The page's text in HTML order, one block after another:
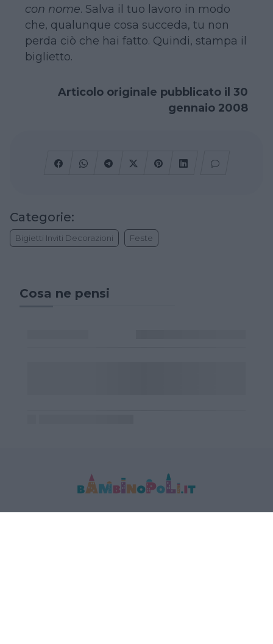
con nome. Salva il tuo lavoro in modo
che, qualunque cosa succeda, tu non
perda ciò che hai fatto. Quindi, stampa il
biglietto.
Articolo originale pubblicato il 30
gennaio 2008
Categorie:
Bigietti Inviti Decorazioni Feste
Cosa ne pensi
MEDIA DATA FACTORY SRL